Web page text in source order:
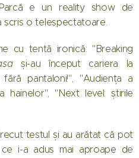
e un reality show de
scris o telespectatoare.
cu tentă ironică: "Breaking
și-au început cariera la
pantaloni!", "Audiența a
hainelor", "Next level: știrile
testul și au arătat că pot
i-a adus mai aproape de